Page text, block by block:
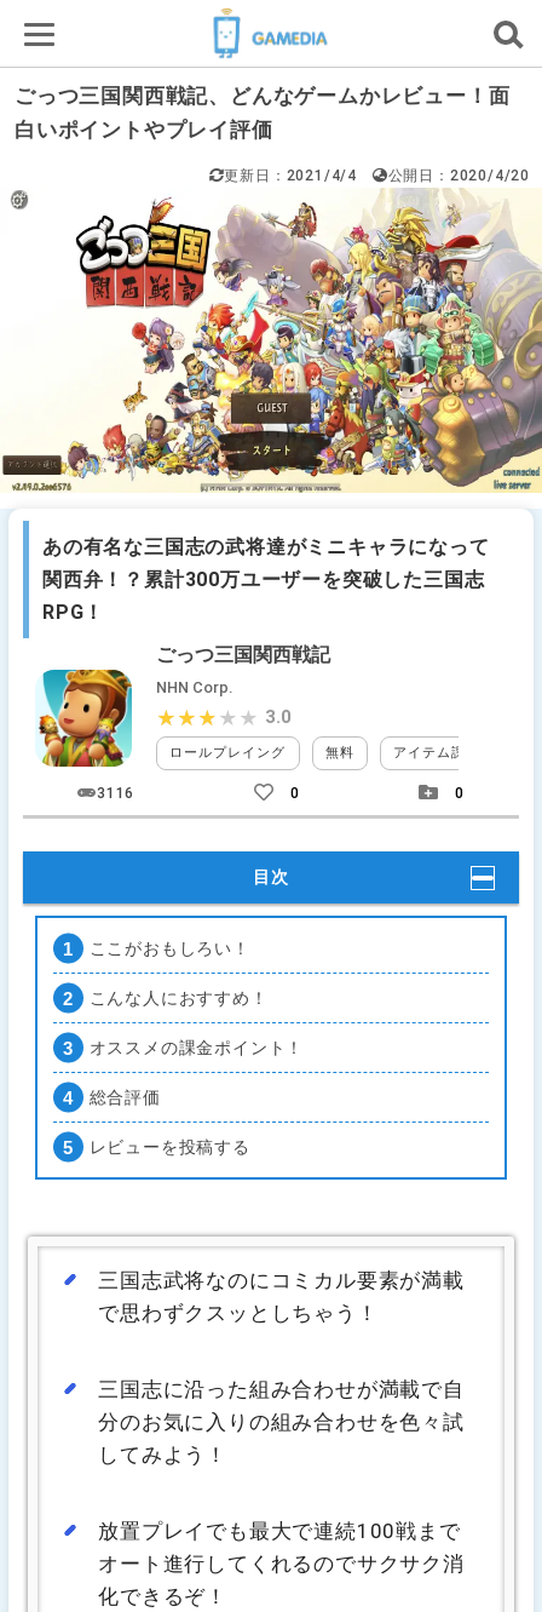
ごっつ三国関西戦記、どんなゲームかレビュー！面
白いポイントやプレイ評価
更新日：2021/4/4 公開日：2020/4/20
あの有名な三国志の武将達がミニキャラになって
関西弁！？累計300万ユーザーを突破した三国志
RPG！
ごっつ三国関西戦記
NHN Corp.
ロールプレイング 無料 アイテム課金
★★★★★
★★★★★ 3.0
3116 0 0
目次
ここがおもしろい！
こんな人におすすめ！
オススメの課金ポイント！
総合評価
レビューを投稿する
三国志武将なのにコミカル要素が満載
で思わずクスッとしちゃう！
三国志に沿った組み合わせが満載で自
分のお気に入りの組み合わせを色々試
してみよう！
放置プレイでも最大で連続100戦まで
オート進行してくれるのでサクサク消
化できるぞ！